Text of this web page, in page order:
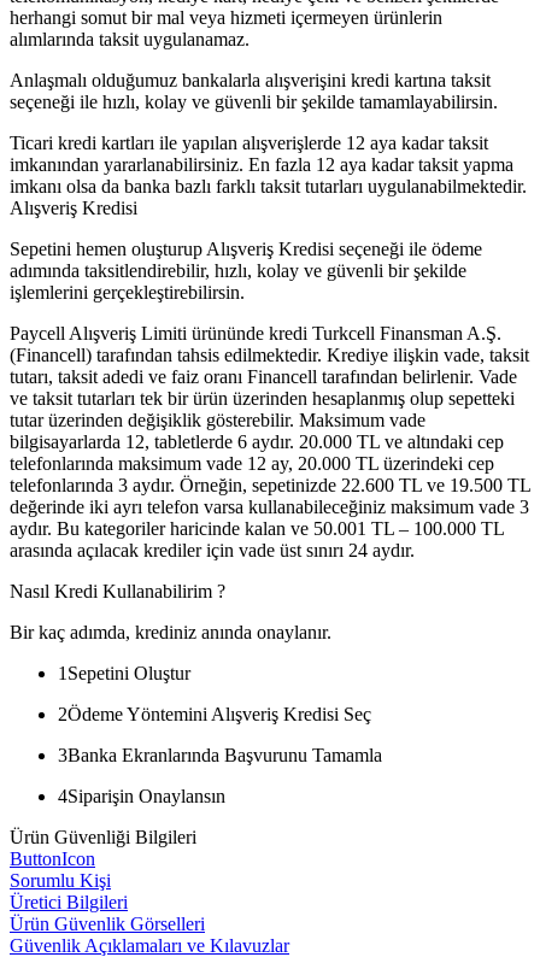
herhangi somut bir mal veya hizmeti içermeyen ürünlerin
alımlarında taksit uygulanamaz.
Anlaşmalı olduğumuz bankalarla alışverişini kredi kartına taksit
seçeneği ile hızlı, kolay ve güvenli bir şekilde tamamlayabilirsin.
Ticari kredi kartları ile yapılan alışverişlerde 12 aya kadar taksit
imkanından yararlanabilirsiniz. En fazla 12 aya kadar taksit yapma
imkanı olsa da banka bazlı farklı taksit tutarları uygulanabilmektedir.
Alışveriş Kredisi
Sepetini hemen oluşturup Alışveriş Kredisi seçeneği ile ödeme
adımında taksitlendirebilir, hızlı, kolay ve güvenli bir şekilde
işlemlerini gerçekleştirebilirsin.
Paycell Alışveriş Limiti ürününde kredi Turkcell Finansman A.Ş.
(Financell) tarafından tahsis edilmektedir. Krediye ilişkin vade, taksit
tutarı, taksit adedi ve faiz oranı Financell tarafından belirlenir. Vade
ve taksit tutarları tek bir ürün üzerinden hesaplanmış olup sepetteki
tutar üzerinden değişiklik gösterebilir. Maksimum vade
bilgisayarlarda 12, tabletlerde 6 aydır. 20.000 TL ve altındaki cep
telefonlarında maksimum vade 12 ay, 20.000 TL üzerindeki cep
telefonlarında 3 aydır. Örneğin, sepetinizde 22.600 TL ve 19.500 TL
değerinde iki ayrı telefon varsa kullanabileceğiniz maksimum vade 3
aydır. Bu kategoriler haricinde kalan ve 50.001 TL – 100.000 TL
arasında açılacak krediler için vade üst sınırı 24 aydır.
Nasıl Kredi Kullanabilirim ?
Bir kaç adımda, krediniz anında onaylanır.
1 Sepetini Oluştur
2Ödeme Yöntemini Alışveriş Kredisi Seç
3Banka Ekranlarında Başvurunu Tamamla
4Siparişin Onaylansın
Ürün Güvenliği Bilgileri
ButtonIcon
Sorumlu Kişi
Üretici Bilgileri
Ürün Güvenlik Görselleri
Güvenlik Açıklamaları ve Kılavuzlar